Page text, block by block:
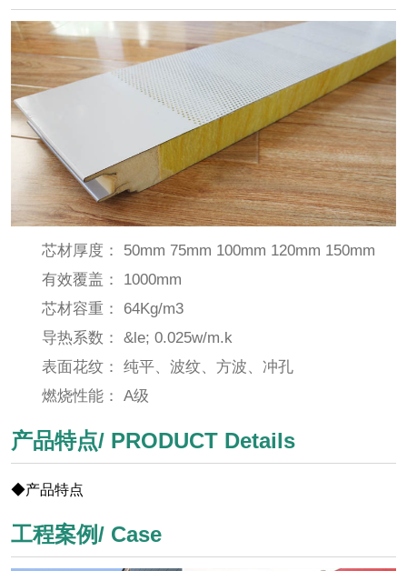
芯材厚度： 50mm 75mm 100mm 120mm 150mm
有效覆盖： 1000mm
芯材容重： 64Kg/m3
导热系数： &le; 0.025w/m.k
表面花纹： 纯平、波纹、方波、冲孔
燃烧性能： A级
产品特点/ PRODUCT Details
◆产品特点
工程案例/ Case